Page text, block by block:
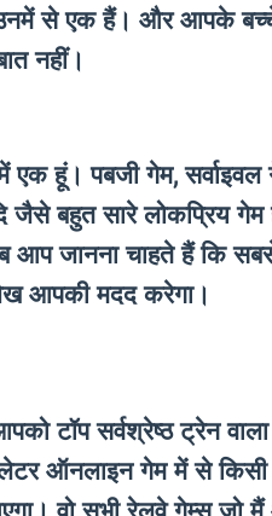
से एक हैं। और आपके
नहीं।
एक हूं। पबजी गेम,
जैसे बहुत सारे लोकप्रिय
जानना चाहते हैं कि
आपकी मदद करेगा।
टॉप सर्वश्रेष्ठ ट्रेन
ऑनलाइन गेम में से